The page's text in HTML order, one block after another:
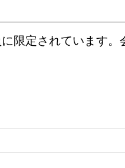
限定されています